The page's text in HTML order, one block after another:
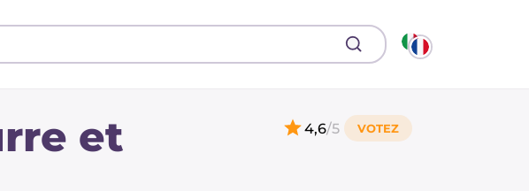
et
4,6/5